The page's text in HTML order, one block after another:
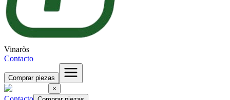
Vinaròs
Contacto
Comprar piezas
×